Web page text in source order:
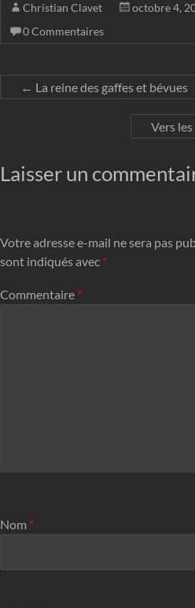
Christian Clavet octobre 4,
0 Commentaires
← La reine des gaffes et bévues
Vers
Laisser un
Votre adresse e-mail ne sera pas
sont indiqués avec *
Commentaire *
Nom *